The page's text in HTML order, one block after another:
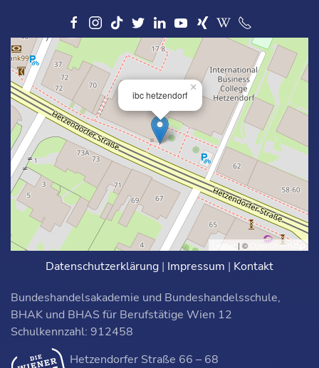
ibc hetzendorf
×
Leaflet | © OpenStreetMap
Datenschutzerklärung | Impressum | Kontakt
Bundeshandelsakademie und Bundeshandelsschule,
BHAK und BHAS für Berufstätige Wien 12
Schulkennzahl: 912458
Hetzendorfer Straße 66 – 68